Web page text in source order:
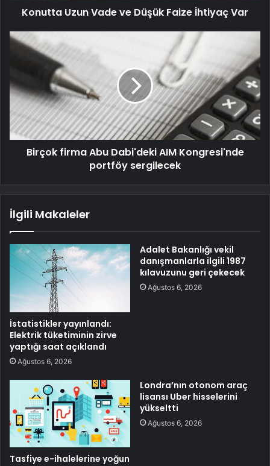
Konutta Uzun Vade ve Düşük Faize İhtiyaç Var
Birçok firma Abu Dabi'deki AIM Kongresi'nde
portföy sergilecek
İlgili Makaleler
İstatistikler yayınlandı:
Elektrik tüketiminin zirve
yaptığı saat açıklandı
Ağustos 6, 2026
Adalet Bakanlığı vekil
danışmanlarla ilgili 1987
kılavuzunu geri çekecek
Ağustos 6, 2026
Tasfiye e-ihalelerine yoğun
Londra’nın otonom araç
lisansı Uber hisselerini
yükseltti
Ağustos 6, 2026